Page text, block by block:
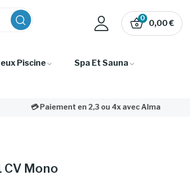
0,00 €
0
Piscine
Spa Et Sauna
en 2,3 ou 4x avec Alma
Mono